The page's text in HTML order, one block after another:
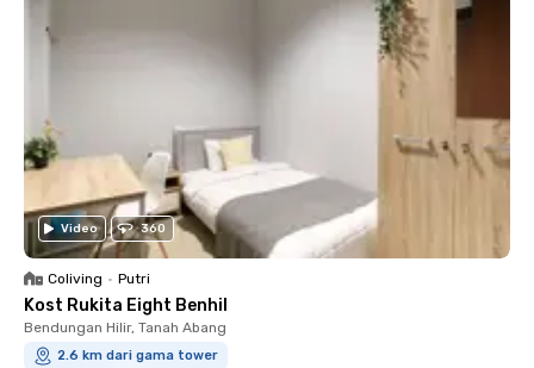
Video 360
Coliving • Putri
Kost Rukita Eight Benhil
Bendungan Hilir, Tanah Abang
2.6 km dari gama tower